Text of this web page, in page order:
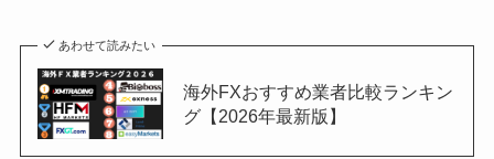
あわせて読みたい
海外FXおすすめ業者比較ランキン
グ【2026年最新版】